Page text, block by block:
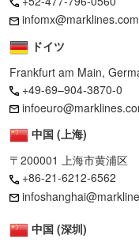
infomx@marklines.com
ドイツ
Frankfurt am Main,
+49-69–904-3870-0
中国 (上海)
〒200001 上海市黄浦区
+86-21-6212-6562
中国 (深圳)